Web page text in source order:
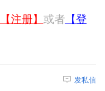
【注册】 或者 【登
发私信